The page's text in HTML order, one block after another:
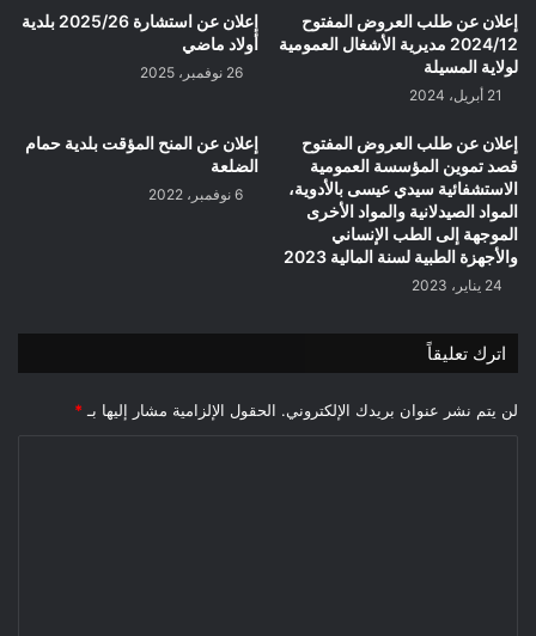
إعلان عن طلب العروض المفتوح
2024/12 مديرية الأشغال العمومية
لولاية المسيلة
21 أبريل، 2024
إعلان عن استشارة 2025/26 بلدية
أولاد ماضي
26 نوفمبر، 2025
إعلان عن طلب العروض المفتوح
قصد تموين المؤسسة العمومية
الاستشفائية سيدي عيسى بالأدوية،
المواد الصيدلانية والمواد الأخرى
الموجهة إلى الطب الإنساني
والأجهزة الطبية لسنة المالية 2023
24 يناير، 2023
إعلان عن المنح المؤقت بلدية حمام
الضلعة
6 نوفمبر، 2022
اترك تعليقاً
لن يتم نشر عنوان بريدك الإلكتروني. الحقول الإلزامية مشار إليها بـ *